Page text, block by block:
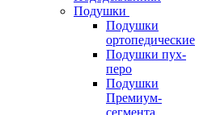
Подушки
Подушки
ортопедические
Подушки пух-
перо
Подушки
Премиум-
сегмента